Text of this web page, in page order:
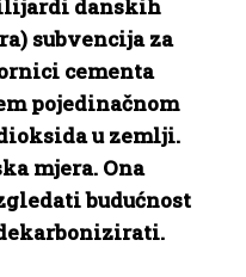
danskih
subvencija za
cementa
pojedinačnom
u zemlji.
mjera. Ona
budućnost